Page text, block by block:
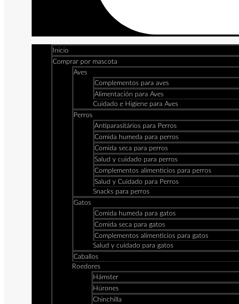
Inicio
Comprar por mascota
Aves
Complementos para aves
Alimentación para Aves
Cuidado e Higiene para Aves
Perros
Antiparasitários para Perros
Comida humeda para perros
Comida seca para perros
Salud y cuidado para perros
Complementos alimenticios para perros
Salud y Cuidado para Perros
Snacks para perros
Gatos
Comida humeda para gatos
Comida seca para gatos
Complementos alimenticios para gatos
Salud y cuidado para gatos
Caballos
Roedores
Hámster
Húrones
Chinchilla